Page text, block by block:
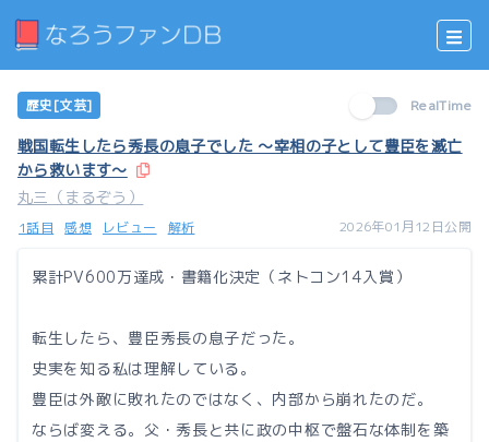
歴史[文芸] RealTime
戦国転生したら秀長の息子でした ～宰相の子として豊臣を滅亡
から救います～
丸三（まるぞう）
1話目 感想 レビュー 解析 2026年01月12日公開
累計PV600万達成・書籍化決定（ネトコン14入賞）
転生したら、豊臣秀長の息子だった。
史実を知る私は理解している。
豊臣は外敵に敗れたのではなく、内部から崩れたのだ。
ならば変える。父・秀長と共に政の中枢で盤石な体制を築